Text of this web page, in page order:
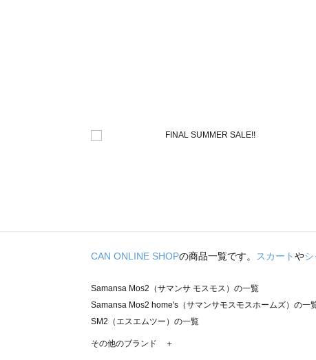
CAN ONLINE SHOPの商品一覧です。 スカートや
Samansa Mos2（サマンサ モスモス）の一覧
Samansa Mos2 home's（サマンサモスモスホームズ）の一
SM2（エスエムツー）の一覧
TSUHARU by Samansa Mos2（ツハルバイサマンサモスモ
その他のブランド ＋